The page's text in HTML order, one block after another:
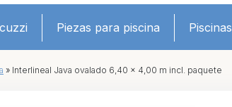
Piezas para piscina Piscinas
» Interlineal Java ovalado 6,40 x 4,00 m incl. paquete